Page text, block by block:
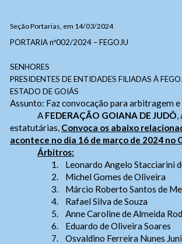
Seção Portarias, em 14/03/2024
PORTARIA nº002/2024 – FEGOJU
SENHORES
PRESIDENTES DE ENTIDADES FILIADAS À
ESTADO DE GOIÁS
Assunto: Faz convocação para arbitragem
A FEDERAÇÃO GOIANA DE JUDÔ,
estatutárias, Convoca os abaixo
acontece no dia 16 de março de 2024 no
Árbitros:
1.
Leonardo Angelo Stacciarini
2.
Michel Gomes de Oliveira
3.
Márcio Roberto Santos de
4.
Rafael Silva de Souza
5.
Anne Caroline de Almeida
6.
Eduardo de Oliveira Soares
7.
Osvaldino Ferreira Nunes